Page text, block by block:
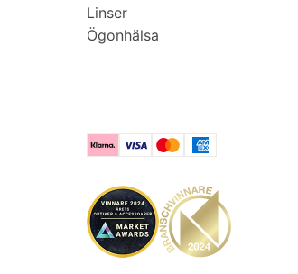
Linser
Ögonhälsa
KlarnaVisa MastercardAmerican Express